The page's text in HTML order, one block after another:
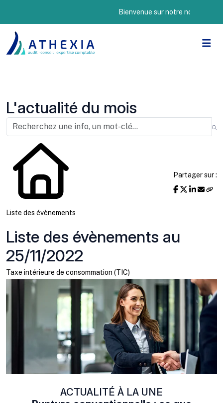
Bienvenue sur notre nouveau site
L'actualité du mois
Liste des évènements
Partager sur :
Liste des évènements au
25/11/2022
Taxe intérieure de consommation (TIC)
ACTUALITÉ À LA UNE